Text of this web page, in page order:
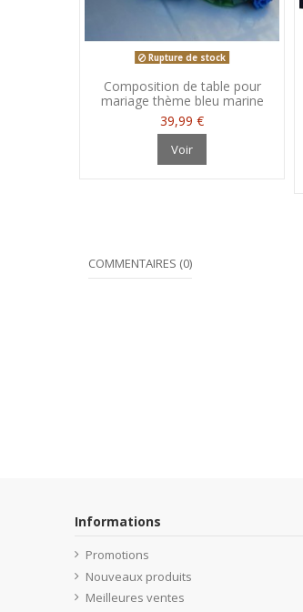
Rupture de stock
Composition de table pour
mariage thème bleu marine
39,99 €
Voir
COMMENTAIRES (0)
Informations
Promotions
Nouveaux produits
Meilleures ventes